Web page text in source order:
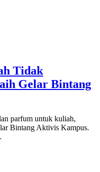
Tidak
Gelar Bintang
parfum untuk kuliah,
Bintang Aktivis Kampus.